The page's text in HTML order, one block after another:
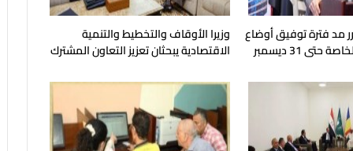
مد فترة توفيق أوضاع
صناديق التأمين الخاصة حتى 31 ديسمبر
وزيرا الأوقاف والتخطيط والتنمية
الاقتصادية يبحثان تعزيز التعاون المشترك